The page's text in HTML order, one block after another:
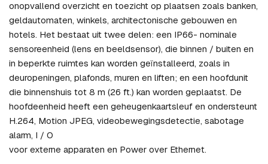
onopvallend overzicht en toezicht op plaatsen zoals banken,
geldautomaten, winkels, architectonische gebouwen en
hotels. Het bestaat uit twee delen: een IP66- nominale
sensoreenheid (lens en beeldsensor), die binnen / buiten en
in beperkte ruimtes kan worden geïnstalleerd, zoals in
deuropeningen, plafonds, muren en liften; en een hoofdunit
die binnenshuis tot 8 m (26 ft.) kan worden geplaatst. De
hoofdeenheid heeft een geheugenkaartsleuf en ondersteunt
H.264, Motion JPEG, videobewegingsdetectie, sabotage
alarm, I / O
voor externe apparaten en Power over Ethernet.